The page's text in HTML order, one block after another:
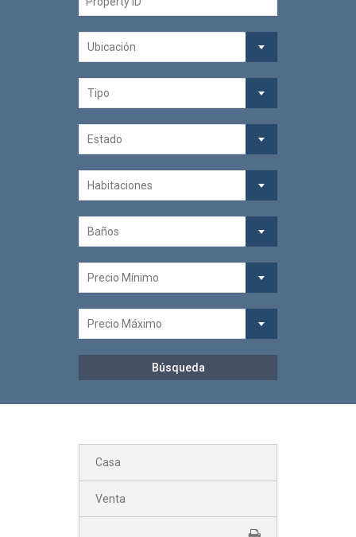
Ubicación
Tipo
Estado
Habitaciones
Baños
Precio Mínimo
Precio Máximo
Casa
Venta